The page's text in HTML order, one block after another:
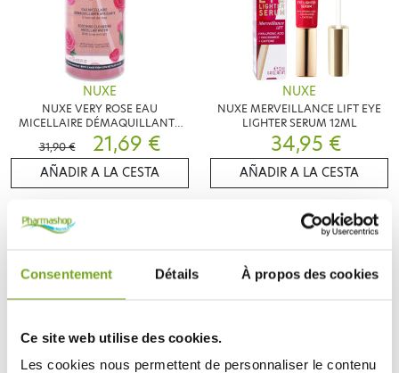
Consentement Détails À propos des cookies
Ce site web utilise des cookies.
Les cookies nous permettent de personnaliser le contenu
NUXE
NUXE VERY ROSE EAU
MICELLAIRE DÉMAQUILLANTE
750ML
31,90 € 21,69 €
AÑADIR A LA CESTA
NUXE
NUXE MERVEILLANCE LIFT EYE
LIGHTER SERUM 12ML
34,95 €
AÑADIR A LA CESTA